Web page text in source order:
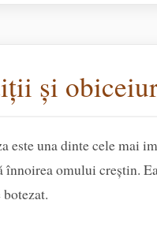
și
este una dinte cele mai
înnoirea omului creștin.